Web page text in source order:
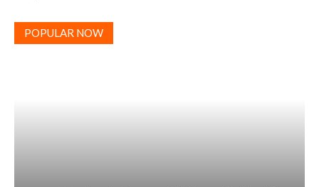
POPULAR NOW